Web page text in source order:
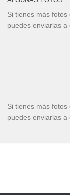
Si tienes más
puedes enviarlas a
Si tienes más
puedes enviarlas a